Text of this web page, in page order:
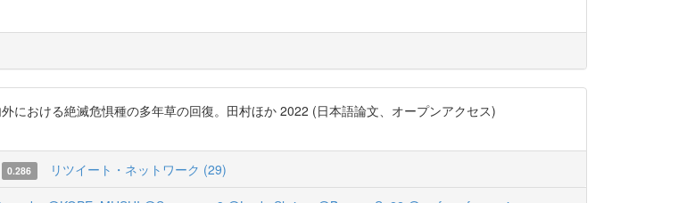
における絶滅危惧種の多年草の回復。田村ほか 2022 (日本語論文、オープンアクセス)
0.286 リツイート・ネットワーク (29)